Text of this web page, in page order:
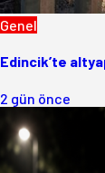
Genel
Edincik’te
2 gün önce